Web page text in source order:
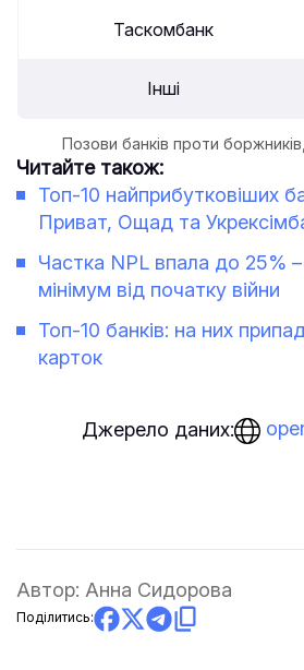
Таскомбанк
Інші
Позови банків проти
Читайте також:
Топ-10 найприбутковіших
Приват, Ощад та
Частка NPL впала до 25%
мінімум від початку війни
Топ-10 банків: на них
карток
Джерело даних:
Автор: Анна Сидорова
Поділитись: